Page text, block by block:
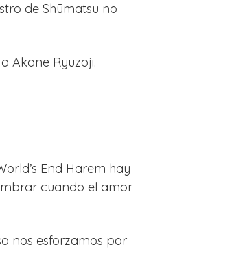
de Shūmatsu no
Akane Ryuzoji.
End Harem hay
cuando el amor
nos esforzamos por